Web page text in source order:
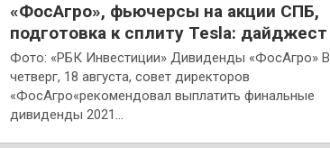
«ФосАгро», фьючерсы на акции СПБ,
подготовка к сплиту Tesla: дайджест
Фото: «РБК Инвестиции» Дивиденды «ФосАгро» В
четверг, 18 августа, совет директоров
«ФосАгро«рекомендовал выплатить финальные
дивиденды 2021…